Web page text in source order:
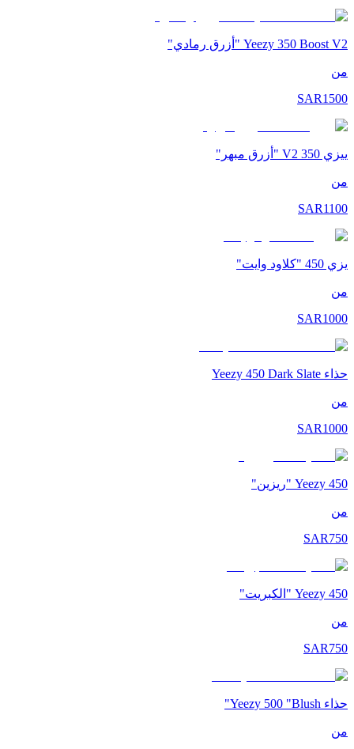
Yeezy 350 Boost V2 "أزرق رمادي"
من
SAR1500
ييزي 350 V2 "أزرق مبهر"
من
SAR1100
يزي 450 "كلاود وايت"
من
SAR1000
حذاء Yeezy 450 Dark Slate
من
SAR1000
Yeezy 450 "ريزين"
من
SAR750
Yeezy 450 "الكبريت"
من
SAR750
حذاء Yeezy 500 "Blush"
من